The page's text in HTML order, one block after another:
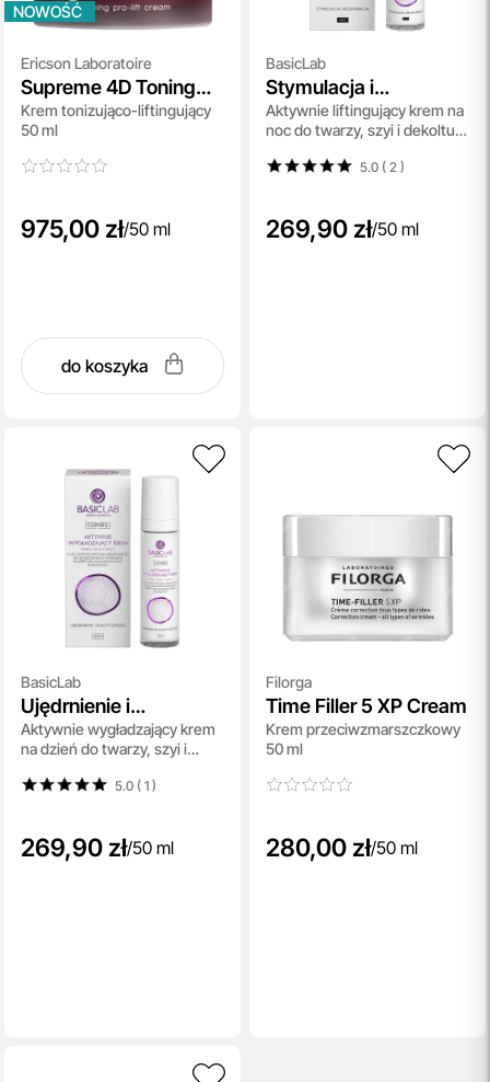
NOWOŚĆ
Ericson Laboratoire
Supreme 4D Toning
Pro-Lift Cream
Krem tonizująco-liftingujący
50 ml
975,00 zł/50 ml
do koszyka
BasicLab
Stymulacja i
Regeneracja
Aktywnie liftingujący krem na
noc do twarzy, szyi i dekoltu
5.0 ( 2 )
269,90 zł/50 ml
BasicLab
Ujędrnienie i
Elastyczność
Aktywnie wygładzający krem
na dzień do twarzy, szyi i
5.0 ( 1)
269,90 zł/50 ml
Filorga
Time Filler 5 XP Cream
Krem przeciwzmarszczkowy
50 ml
280,00 zł/50 ml